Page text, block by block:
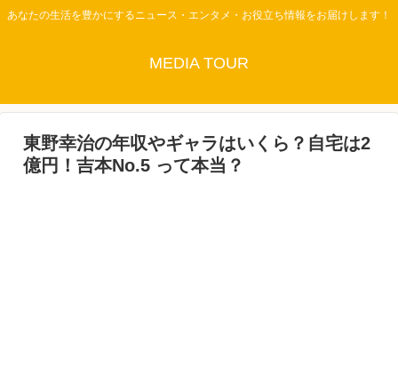
あなたの生活を豊かにするニュース・エンタメ・お役立ち情報をお届けします！
MEDIA TOUR
東野幸治の年収やギャラはいくら？自宅は2
億円！吉本No.5 って本当？